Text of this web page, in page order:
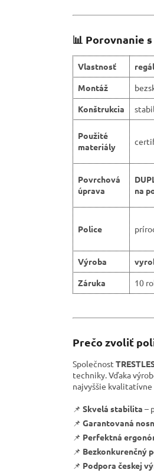
📊 Porovnanie
Vlastnosť
Montáž
Konštrukcia
Použité
materiály
Povrchová
úprava
na
Police
Výroba
Záruka
10
Prečo zvoliť
Společnost
techniky. Vďaka
najvyššie kvalitatívne
📌 Skvelá stabilita –
📌 Garantovaná
📌 Perfektná
📌 Bezkonkurenčný
📌 Podpora českej